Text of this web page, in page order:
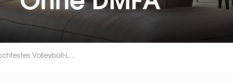
Verschleißfestes, Rutschfestes Volleyball-Leder Ohne DMFA